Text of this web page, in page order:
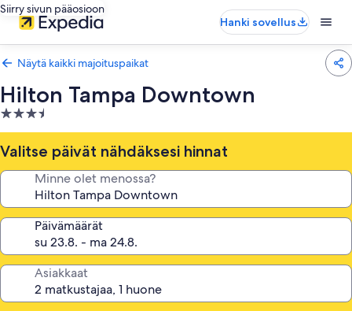
Siirry sivun pääosioon
Hanki sovellus
Näytä kaikki majoituspaikat
Hilton Tampa Downtown
3.5
tähden
majoituspaikka
Valitse päivät nähdäksesi hinnat
Minne olet menossa?
Päivämäärät
Asiakkaat